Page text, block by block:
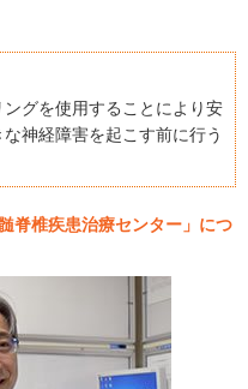
グを使用することにより安
神経障害を起こす前に行う
脊椎疾患治療センター」につ